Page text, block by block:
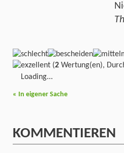
(2 Wertung(en),
Loading...
« In eigener Sache
KOMMENTIEREN